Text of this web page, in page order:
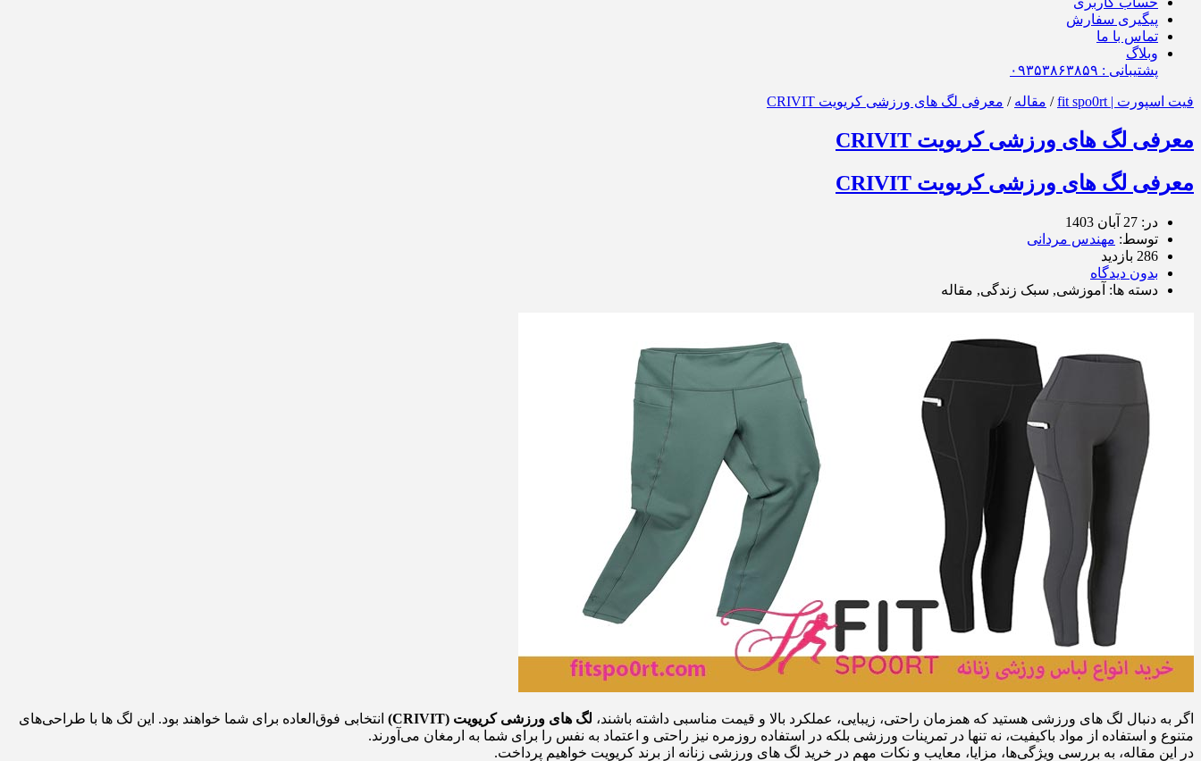
پیگیری سفارش
تماس با ما
وبلاگ
پشتیبانی : ٠٩٣۵٣٨۶٣٨۵٩
فیت اسپورت | fit spo0rt / مقاله / معرفی لگ‌ های ورزشی کریویت CRIVIT
معرفی لگ‌ های ورزشی کریویت CRIVIT
معرفی لگ‌ های ورزشی کریویت CRIVIT
در: 27 آبان 1403
توسط: مهندس مردانی
286 بازدید
بدون دیدگاه
دسته ها: آموزشی, سبک زندگی, مقاله
اگر به دنبال لگ‌ های ورزشی هستید که همزمان راحتی، زیبایی، عملکرد بالا و قیمت مناسبی داشته باشند، لگ‌ های ورزشی کریویت (CRIVIT)
انتخابی فوق‌العاده برای شما خواهند بود. این لگ‌ ها با طراحی‌های
متنوع و استفاده از مواد باکیفیت، نه تنها در تمرینات ورزشی بلکه در استفاده روزمره نیز راحتی و اعتماد به نفس را برای شما به ارمغان می‌آورند.
در این مقاله، به بررسی ویژگی‌ها، مزایا، معایب و نکات مهم در خرید لگ‌ های ورزشی زنانه از برند کریویت خواهیم پرداخت.